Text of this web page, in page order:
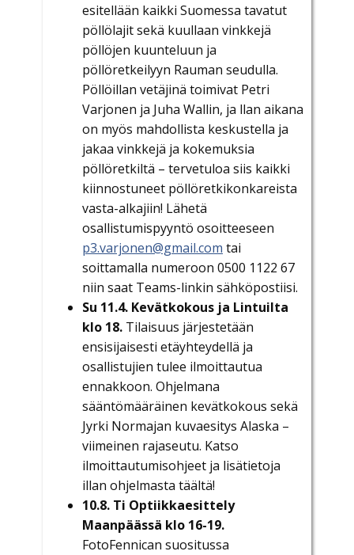
esitellään kaikki Suomessa tavatut
pöllölajit sekä kuullaan vinkkejä
pöllöjen kuunteluun ja
pöllöretkeilyyn Rauman seudulla.
Pöllöillan vetäjinä toimivat Petri
Varjonen ja Juha Wallin, ja llan aikana
on myös mahdollista keskustella ja
jakaa vinkkejä ja kokemuksia
pöllöretkiltä – tervetuloa siis kaikki
kiinnostuneet pöllöretkikonkareista
vasta-alkajiin! Lähetä
osallistumispyyntö osoitteeseen
p3.varjonen@gmail.com tai
soittamalla numeroon 0500 1122 67
niin saat Teams-linkin sähköpostiisi.
Su 11.4. Kevätkokous ja Lintuilta
klo 18. Tilaisuus järjestetään
ensisijaisesti etäyhteydellä ja
osallistujien tulee ilmoittautua
ennakkoon. Ohjelmana
sääntömääräinen kevätkokous sekä
Jyrki Normajan kuvaesitys Alaska –
viimeinen rajaseutu. Katso
ilmoittautumisohjeet ja lisätietoja
illan ohjelmasta täältä!
10.8. Ti Optiikkaesittely
Maanpäässä klo 16-19.
FotoFennican suositussa